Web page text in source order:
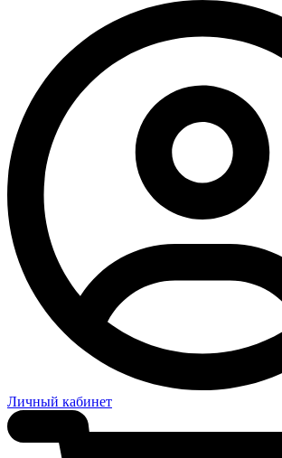
Личный кабинет